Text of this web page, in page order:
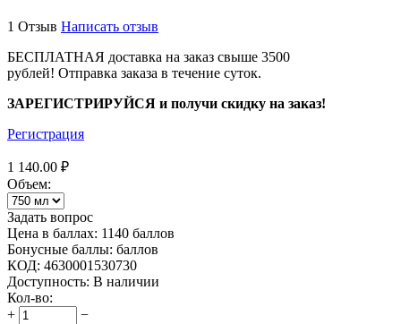
1 Отзыв Написать отзыв
БЕСПЛАТНАЯ доставка на заказ свыше 3500
рублей! Отправка заказа в течение суток.
ЗАРЕГИСТРИРУЙСЯ и получи скидку на заказ!
Регистрация
1 140.00 ₽
Объем:
Задать вопрос
Цена в баллах: 1140 баллов
Бонусные баллы: баллов
КОД: 4630001530730
Доступность: В наличии
Кол-во:
+
−